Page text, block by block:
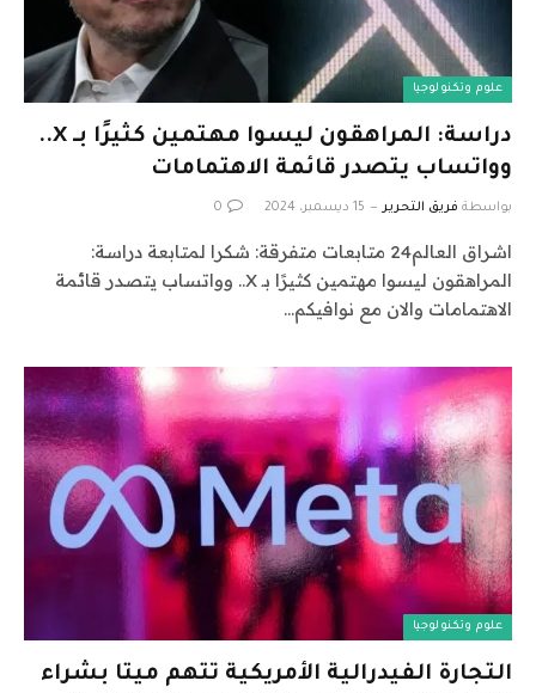
علوم وتكنولوجيا
دراسة: المراهقون ليسوا مهتمين كثيرًا بـ X..
وواتساب يتصدر قائمة الاهتمامات
بواسطة فريق التحرير 15 ديسمبر، 2024 0
اشراق العالم24 متابعات متفرقة: شكرا لمتابعة دراسة:
المراهقون ليسوا مهتمين كثيرًا بـ X.. وواتساب يتصدر قائمة
الاهتمامات والان مع نوافيكم…
علوم وتكنولوجيا
التجارة الفيدرالية الأمريكية تتهم ميتا بشراء